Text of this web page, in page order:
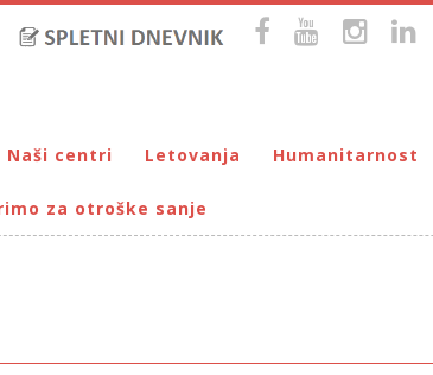
Naši centri
DUM Maribor
VIRC Poreč
Letovanja
Letovanje – VIRC Poreč
Letovanje – DMZ na Pohorju
Humanitarnost
Dohodnina –
za otroške sanje